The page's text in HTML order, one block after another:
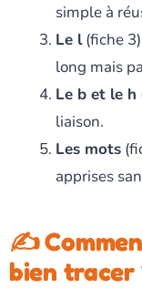
simple à
Le l(fiche
long mais
Le b et le h
liaison.
Les mots
apprises
✍️
bien tracer